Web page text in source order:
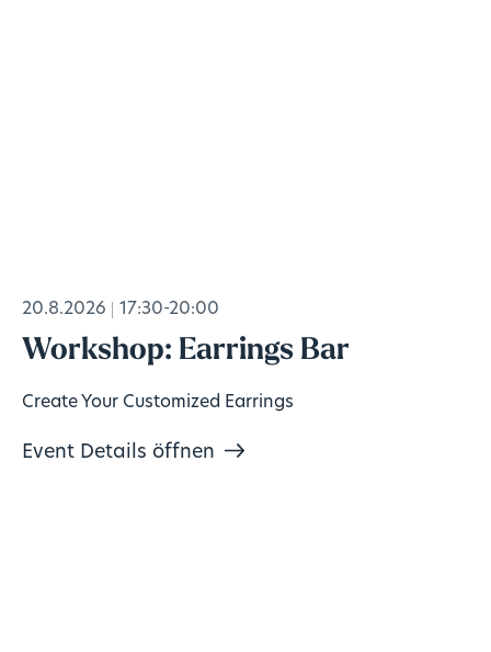
20.8.2026 17:30-20:00
Workshop: Earrings Bar
Create Your Customized Earrings
Event Details öffnen